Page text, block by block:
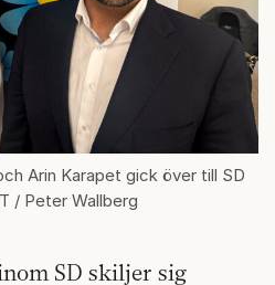
Arin Karapet gick över till SD
/ Peter Wallberg
SD skiljer sig